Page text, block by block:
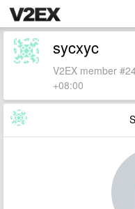
sycxyc
V2EX member
+08:00